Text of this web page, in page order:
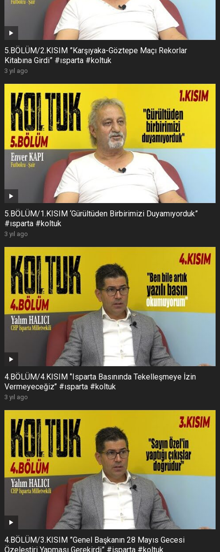
5.BÖLÜM/2.KISIM ”Karşıyaka-Göztepe Maçı Rekorlar
Kitabına Girdi” #ısparta #koltuk
3 yıl ago
5.BÖLÜM/1.KISIM ‘Gürültüden Birbirimizi Duyamıyorduk”
#ısparta #koltuk
3 yıl ago
4.BÖLÜM/4.KISIM ‘’Isparta Basınında Tekelleşmeye İzin
Vermeyeceğiz’’ #ısparta #koltuk
3 yıl ago
4.BÖLÜM/3.KISIM ”Genel Başkanın 28 Mayıs Gecesi
Özeleştiri Yapması Gerekirdi” #isparta #koltuk